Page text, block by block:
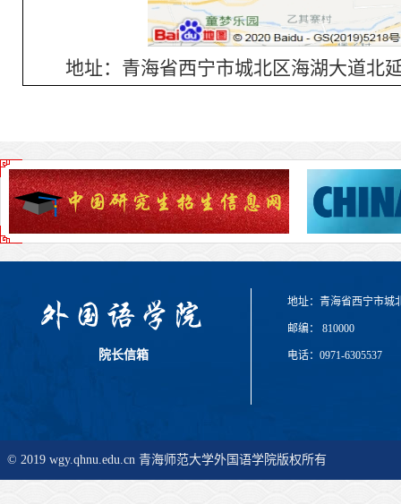
地址：青海省西宁市城北区海湖大道北
院长信箱
地址：青海省西宁市城
邮编： 810000
电话：0971-6305537
© 2019 wgy.qhnu.edu.cn 青海师范大学外国语学院版权所有